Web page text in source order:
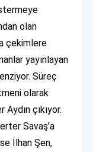
olan
çekimlere
yayınlayan
Süreç
olarak
Aydın çıkıyor.
Savaş’a
İlhan Şen,